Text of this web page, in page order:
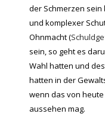
der Schmerzen
und komplexer
Ohnmacht (
sein, so geht es
Wahl hatten und
hatten in der
wenn das von
aussehen mag.